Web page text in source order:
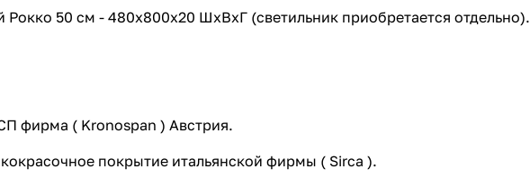
Рокко 50 см - 480х800х20 ШхВхГ (светильник приобретается отдельно).
фирма ( Kronospan ) Австрия.
покрытие итальянской фирмы ( Sirca ).